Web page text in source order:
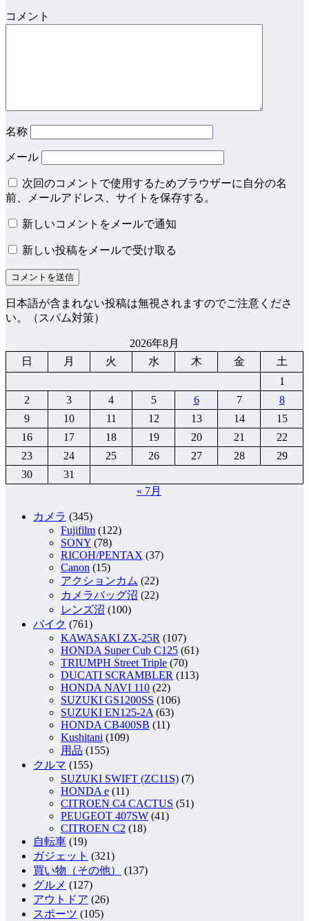
コメント
名称
メール
次回のコメントで使用するためブラウザーに自分の名
前、メールアドレス、サイトを保存する。
新しいコメントをメールで通知
新しい投稿をメールで受け取る
日本語が含まれない投稿は無視されますのでご注意くださ
い。（スパム対策）
2026年8月
日
月 火 水 木 金
土
1
2
3 4 5 6 7
8
9
10 11 12 13 14
15
16
17 18 19 20 21
22
23
24 25 26 27 28
29
30
31
« 7月
カメラ (345)
Fujifilm (122)
SONY (78)
RICOH/PENTAX (37)
Canon (15)
アクションカム (22)
カメラバッグ沼 (22)
レンズ沼 (100)
バイク (761)
KAWASAKI ZX-25R (107)
HONDA Super Cub C125 (61)
TRIUMPH Street Triple (70)
DUCATI SCRAMBLER (113)
HONDA NAVI 110 (22)
SUZUKI GS1200SS (106)
SUZUKI EN125-2A (63)
HONDA CB400SB (11)
Kushitani (109)
用品 (155)
クルマ (155)
SUZUKI SWIFT (ZC11S) (7)
HONDA e (11)
CITROEN C4 CACTUS (51)
PEUGEOT 407SW (41)
CITROEN C2 (18)
自転車 (19)
ガジェット (321)
買い物（その他）
(137)
グルメ (127)
アウトドア (26)
スポーツ (105)